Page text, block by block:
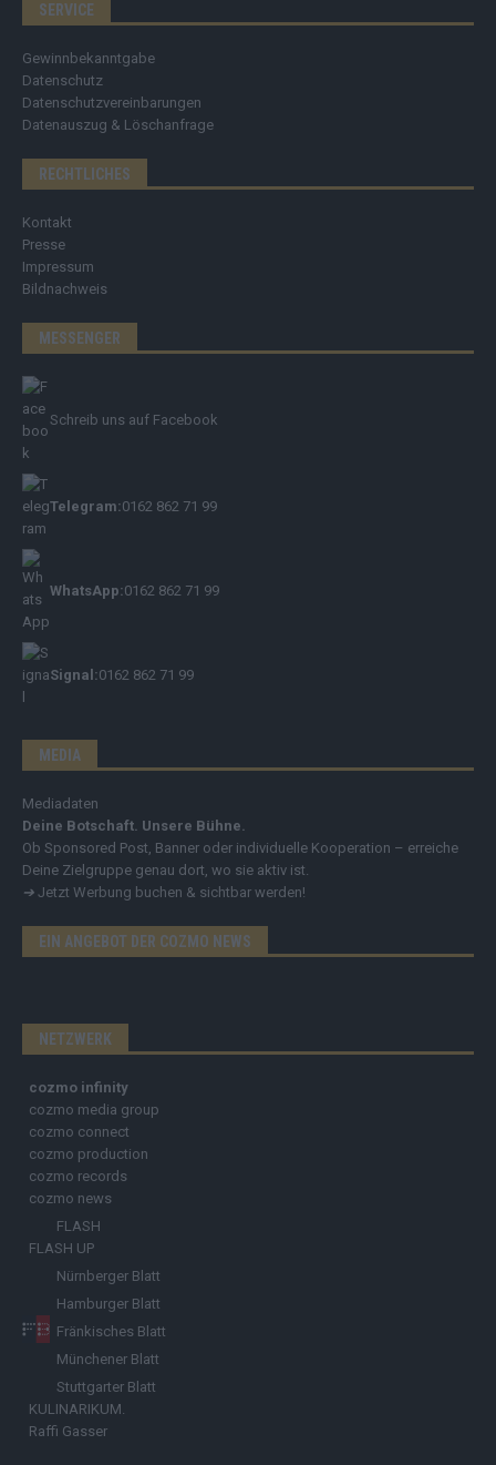
SERVICE
Gewinnbekanntgabe
Datenschutz
Datenschutzvereinbarungen
Datenauszug & Löschanfrage
RECHTLICHES
Kontakt
Presse
Impressum
Bildnachweis
MESSENGER
Schreib uns auf Facebook
Telegram:0162 862 71 99
WhatsApp:0162 862 71 99
Signal:0162 862 71 99
MEDIA
Mediadaten
Deine Botschaft. Unsere Bühne.
Ob Sponsored Post, Banner oder individuelle Kooperation – erreiche
Deine Zielgruppe genau dort, wo sie aktiv ist.
➔ Jetzt Werbung buchen & sichtbar werden!
EIN ANGEBOT DER COZMO NEWS
NETZWERK
cozmo infinity
cozmo media group
cozmo connect
cozmo production
cozmo records
cozmo news
FLASH
FLASH UP
Nürnberger Blatt
Hamburger Blatt
Fränkisches Blatt
Münchener Blatt
Stuttgarter Blatt
KULINARIKUM.
Raffi Gasser